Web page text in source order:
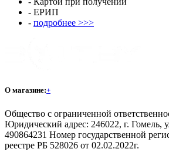
- ЕРИП
- подробнее >>>
О магазине:+
Общество с ограниченной
Юридический адрес: 246022, г.
490864231 Номер государственной
реестре РБ 528026 от 02.02.2022г.